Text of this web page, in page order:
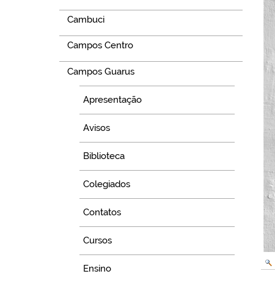
Cambuci
Campos Centro
Campos Guarus
Apresentação
Avisos
Biblioteca
Colegiados
Contatos
Cursos
Ensino